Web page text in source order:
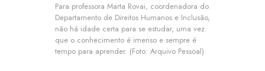
Para professora Marta Rovai, coordenadora do
Departamento de Direitos Humanos e Inclusão,
não há idade certa para se estudar, uma vez
que o conhecimento é imenso e sempre é
tempo para aprender. (Foto: Arquivo Pessoal)